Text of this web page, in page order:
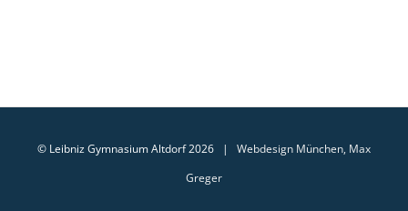
© Leibniz Gymnasium Altdorf 2026 | Webdesign München, Max
Greger